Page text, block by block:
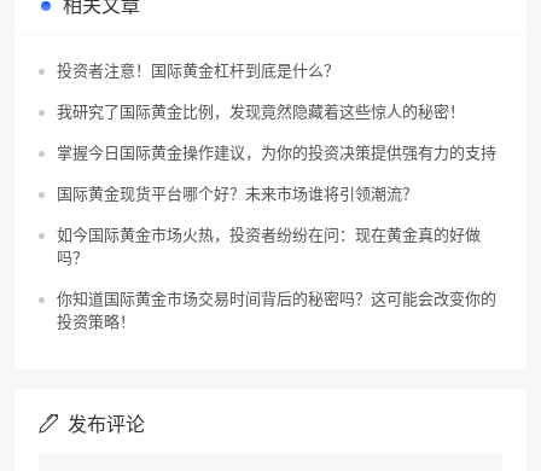
相关文章
投资者注意！国际黄金杠杆到底是什么？
我研究了国际黄金比例，发现竟然隐藏着这些惊人的秘密！
掌握今日国际黄金操作建议，为你的投资决策提供强有力的支持
国际黄金现货平台哪个好？未来市场谁将引领潮流？
如今国际黄金市场火热，投资者纷纷在问：现在黄金真的好做
吗？
你知道国际黄金市场交易时间背后的秘密吗？这可能会改变你的
投资策略！
发布评论